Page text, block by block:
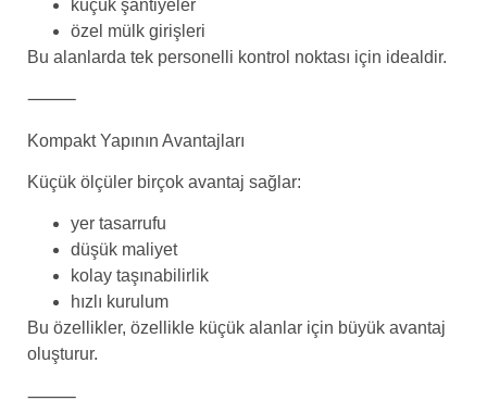
küçük şantiyeler
özel mülk girişleri
Bu alanlarda tek personelli kontrol noktası için idealdir.
⸻
Kompakt Yapının Avantajları
Küçük ölçüler birçok avantaj sağlar:
yer tasarrufu
düşük maliyet
kolay taşınabilirlik
hızlı kurulum
Bu özellikler, özellikle küçük alanlar için büyük avantaj
oluşturur.
⸻